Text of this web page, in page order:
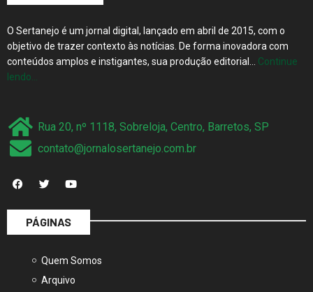
O Sertanejo é um jornal digital, lançado em abril de 2015, com o
objetivo de trazer contexto às notícias. De forma inovadora com
conteúdos amplos e instigantes, sua produção editorial… Continue
lendo…
Rua 20, nº 1118, Sobreloja, Centro, Barretos, SP
contato@jornalosertanejo.com.br
PÁGINAS
Quem Somos
Arquivo